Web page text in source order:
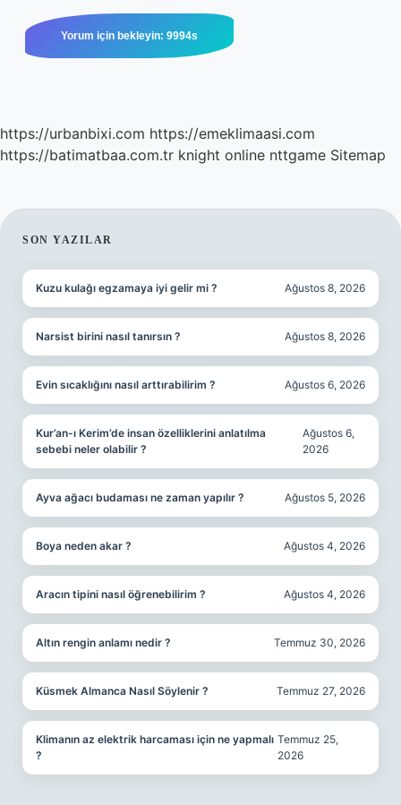
https://urbanbixi.com https://emeklimaasi.com
https://batimatbaa.com.tr knight online nttgame Sitemap
SIDEBAR
SON YAZILAR
Kuzu kulağı egzamaya iyi gelir mi ? Ağustos 8, 2026
Narsist birini nasıl tanırsın ? Ağustos 8, 2026
Evin sıcaklığını nasıl arttırabilirim ? Ağustos 6, 2026
Kur’an-ı Kerim’de insan özelliklerini anlatılma
sebebi neler olabilir ?
Ağustos 6,
2026
Ayva ağacı budaması ne zaman yapılır ? Ağustos 5, 2026
Boya neden akar ? Ağustos 4, 2026
Aracın tipini nasıl öğrenebilirim ? Ağustos 4, 2026
Altın rengin anlamı nedir ? Temmuz 30, 2026
Küsmek Almanca Nasıl Söylenir ? Temmuz 27, 2026
Klimanın az elektrik harcaması için ne yapmalı
?
Temmuz 25,
2026